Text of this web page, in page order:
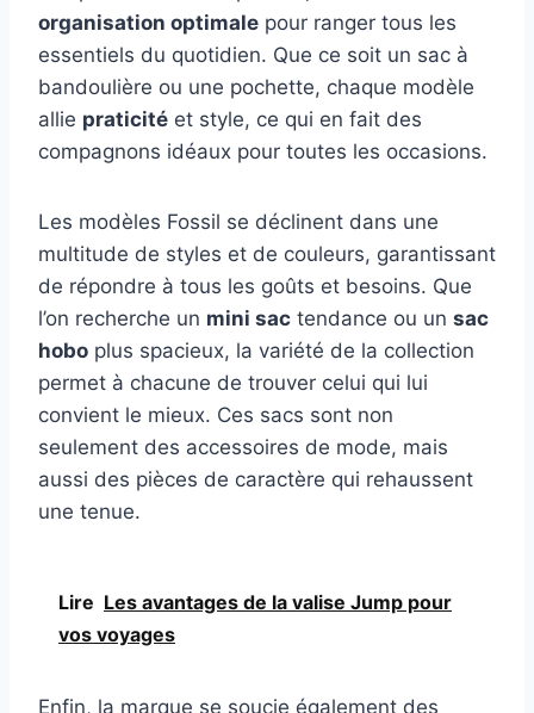
organisation optimale pour ranger tous les
essentiels du quotidien. Que ce soit un sac à
bandoulière ou une pochette, chaque modèle
allie praticité et style, ce qui en fait des
compagnons idéaux pour toutes les occasions.
Les modèles Fossil se déclinent dans une
multitude de styles et de couleurs, garantissant
de répondre à tous les goûts et besoins. Que
l’on recherche un mini sac tendance ou un sac
hobo plus spacieux, la variété de la collection
permet à chacune de trouver celui qui lui
convient le mieux. Ces sacs sont non
seulement des accessoires de mode, mais
aussi des pièces de caractère qui rehaussent
une tenue.
Lire Les avantages de la valise Jump pour
vos voyages
Enfin, la marque se soucie également des